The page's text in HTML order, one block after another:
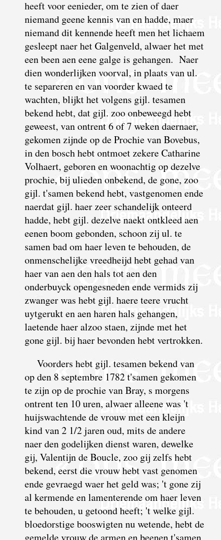
heeft voor eenieder, om te zien of daer
niemand geene kennis van en hadde, maer
niemand dit kennende heeft men het lichaem
gesleept naer het Galgenveld, alwaer het met
een been aen eene galge is gehangen. Naer
dien wonderlijken voorval, in plaats van ul.
te separeren en van voorder kwaed te
wachten, blijkt het volgens gijl. tesamen
bekend hebt, dat gijl. zoo onbeweegd hebt
geweest, van ontrent 6 of 7 weken daernaer,
gekomen zijnde op de Prochie van Bovebus,
in den bosch hebt ontmoet zekere Catharine
Volhaert, geboren en woonachtig op dezelve
prochie, bij ulieden onbekend, de gone, zoo
gijl. t'samen bekend hebt, vastgenomen ende
naerdat gijl. haer zeer schandelijk onteerd
hadde, hebt gijl. dezelve naekt ontkleed aen
eenen boom gebonden, schoon zij ul. te
samen bad om haer leven te behouden, de
onmen­schelijke vreed­heijd hebt gehad van
haer van aen den hals tot aen den
onderbuyck opengesneden ende vermids zij
zwanger was hebt gijl. haere teere vrucht
uytgerukt en aen haren hals gehangen,
laetende haer alzoo staen, zijnde met het
gone gijl. bij haer bevonden hebt vertrokken.
Voorders hebt gijl. tesamen bekend van
op den 8 septembre 1782 t'samen gekomen
te zijn op de prochie van Bray, s morgens
ontrent ten 10 uren, alwaer alleene was 't
huijswachtende de vrouw met een kleijn
kind van 2 1/2 jaren oud, mits de andere
naer den godelijken dienst waren, dewelke
gij, Valentijn de Boucle, zoo gij zelfs hebt
bekend, eerst die vrouw hebt vast genomen
ende gevraegd waer het geld was; 't gone zij
al kermende en lamen­terende om haer leven
te behouden, u getoond heeft; 't welke gijl.
bloedorstige booswigten nu wetende, hebt de
gemelde vrouw de armen en beenen t'samen